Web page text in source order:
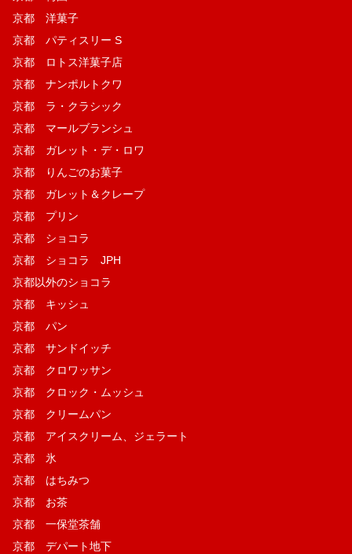
京都 洋菓子
京都 パティスリー S
京都 ロトス洋菓子店
京都 ナンポルトクワ
京都 ラ・クラシック
京都 マールブランシュ
京都 ガレット・デ・ロワ
京都 りんごのお菓子
京都 ガレット＆クレープ
京都 プリン
京都 ショコラ
京都 ショコラ JPH
京都以外のショコラ
京都 キッシュ
京都 パン
京都 サンドイッチ
京都 クロワッサン
京都 クロック・ムッシュ
京都 クリームパン
京都 アイスクリーム、ジェラート
京都 氷
京都 はちみつ
京都 お茶
京都 一保堂茶舗
京都 デパート地下